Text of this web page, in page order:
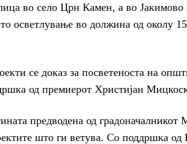
во село Црн Камен, а во Јакимово
осветлување во должина од околу
се доказ за посветеноста на
од премиерот Христијан
предводена од градоначалникот
што ги ветува. Со поддршка од